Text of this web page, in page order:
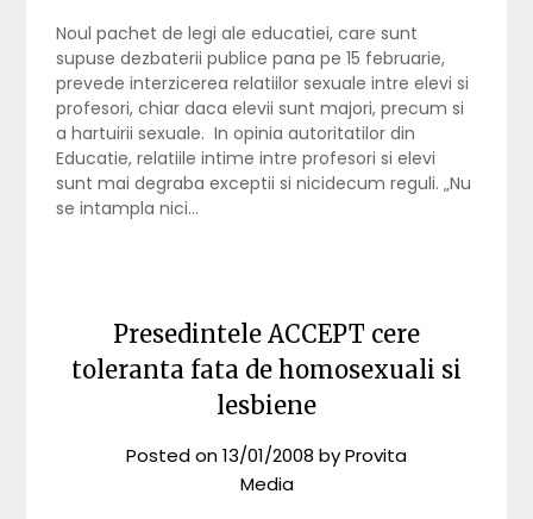
Noul pachet de legi ale educatiei, care sunt
supuse dezbaterii publice pana pe 15 februarie,
prevede interzicerea relatiilor sexuale intre elevi si
profesori, chiar daca elevii sunt majori, precum si
a hartuirii sexuale. In opinia autoritatilor din
Educatie, relatiile intime intre profesori si elevi
sunt mai degraba exceptii si nicidecum reguli. „Nu
se intampla nici…
Presedintele ACCEPT cere
toleranta fata de homosexuali si
lesbiene
Posted on13/01/2008 byProvita
Media